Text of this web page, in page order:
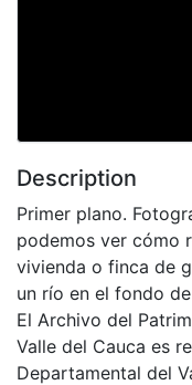
Description
Primer plano.
podemos ver cómo
vivienda o finca de
un río en el fondo
El Archivo del
Valle del Cauca es
Departamental del